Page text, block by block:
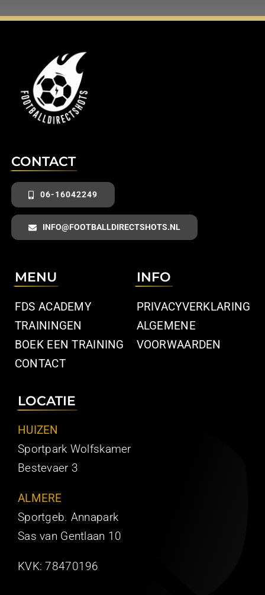
CONTACT
06-16042249
INFO@FOOTBALLDIRECTSHOTS.NL
MENU
FDS ACADEMY
TRAININGEN
BOEK EEN TRAINING
CONTACT
INFO
PRIVACYVERKLARING
ALGEMENE
VOORWAARDEN
LOCATIE
HUIZEN
Sportpark Wolfskamer
Bestevaer 3
ALMERE
Sportgeb. Annapark
Sas van Gentlaan 10
KVK:78470196